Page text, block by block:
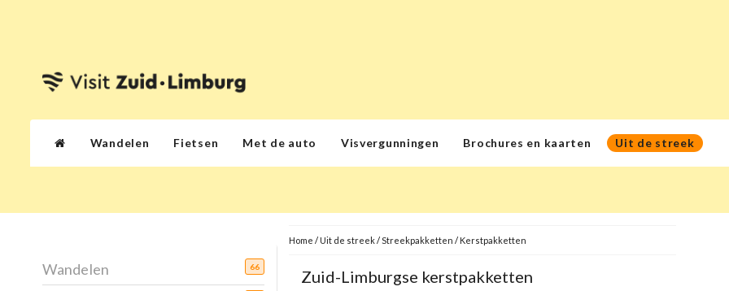
Wandelen Fietsen Met de auto Visvergunningen Brochures en kaarten Uit de streek
Wandelen 66
Home / Uit de streek/Streekpakketten / Kerstpakketten
Zuid-Limburgse kerstpakketten